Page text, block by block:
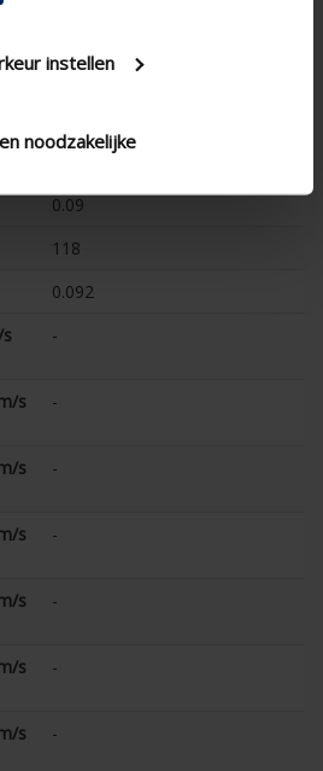
instellen
noodzakelijke
20.4
0.09
118
0.092
-
s
-
s
-
s
-
s
-
s
-
s
-